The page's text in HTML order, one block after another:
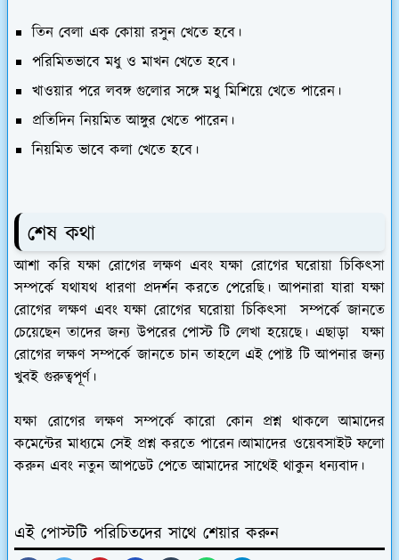
তিন বেলা এক কোয়া রসুন খেতে হবে।
পরিমিতভাবে মধু ও মাখন খেতে হবে।
খাওয়ার পরে লবঙ্গ গুলোর সঙ্গে মধু মিশিয়ে খেতে পারেন।
প্রতিদিন নিয়মিত আঙ্গুর খেতে পারেন।
নিয়মিত ভাবে কলা খেতে হবে।
শেষ কথা
আশা করি যক্ষা রোগের লক্ষণ এবং যক্ষা রোগের ঘরোয়া চিকিৎসা
সম্পর্কে যথাযথ ধারণা প্রদর্শন করতে পেরেছি। আপনারা যারা যক্ষা
রোগের লক্ষণ এবং যক্ষা রোগের ঘরোয়া চিকিৎসা সম্পর্কে জানতে
চেয়েছেন তাদের জন্য উপরের পোস্ট টি লেখা হয়েছে। এছাড়া যক্ষা
রোগের লক্ষণ সম্পর্কে জানতে চান তাহলে এই পোষ্ট টি আপনার জন্য
খুবই গুরুত্বপূর্ণ।
যক্ষা রোগের লক্ষণ সম্পর্কে কারো কোন প্রশ্ন থাকলে আমাদের
কমেন্টের মাধ্যমে সেই প্রশ্ন করতে পারেন।আমাদের ওয়েবসাইট ফলো
করুন এবং নতুন আপডেট পেতে আমাদের সাথেই থাকুন ধন্যবাদ।
এই পোস্টটি পরিচিতদের সাথে শেয়ার করুন